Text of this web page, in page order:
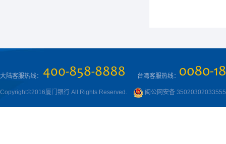
大陆客服热线： 台湾客服热线：
Copyright©2016厦门银行 All Rights Reserved. 闽公网安备